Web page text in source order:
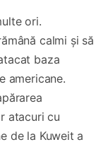
ori.
calmi și să
baza
americane.
atacuri cu
de la Kuweit a